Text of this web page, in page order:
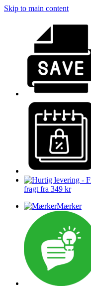
Skip to main content
fragt fra 349 kr
Mærker